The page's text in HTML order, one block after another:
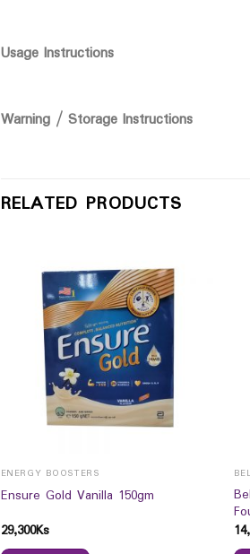
Usage Instructions
Warning / Storage Instructions
RELATED PRODUCTS
ENERGY BOOSTERS
Ensure Gold Vanilla 150gm
29,300Ks